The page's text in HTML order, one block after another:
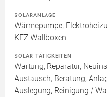
SOLARANLAGE
Wärmepumpe,
KFZ Wallboxen
SOLAR TÄTIGKEITEN
Wartung, Reparatur,
Austausch, Beratung,
Auslegung, Reinigung /